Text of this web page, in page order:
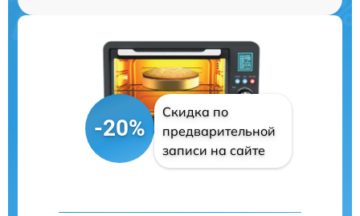
-20%
Скидка по
предварительной
записи на сайте